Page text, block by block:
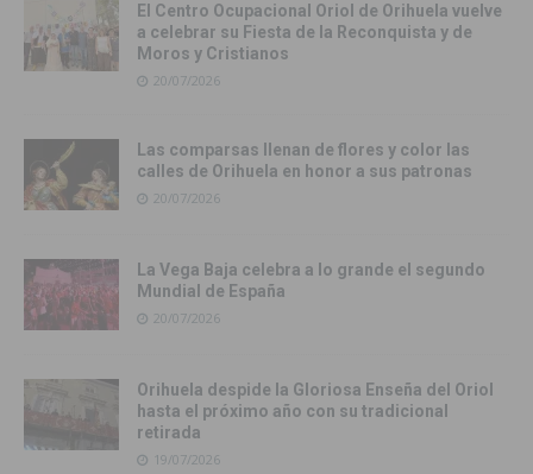
El Centro Ocupacional Oriol de Orihuela vuelve
a celebrar su Fiesta de la Reconquista y de
Moros y Cristianos
20/07/2026
Las comparsas llenan de flores y color las
calles de Orihuela en honor a sus patronas
20/07/2026
La Vega Baja celebra a lo grande el segundo
Mundial de España
20/07/2026
Orihuela despide la Gloriosa Enseña del Oriol
hasta el próximo año con su tradicional
retirada
19/07/2026